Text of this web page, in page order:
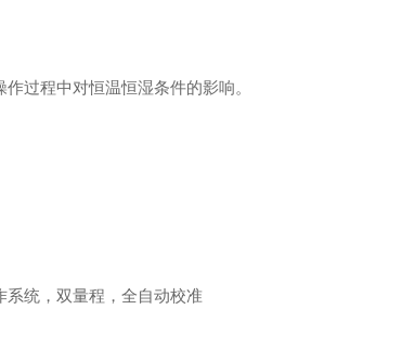
过程中对恒温恒湿条件的影响。
系统，双量程，全自动校准